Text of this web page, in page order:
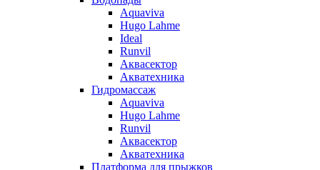
Aquaviva
Hugo Lahme
Ideal
Runvil
Аквасектор
Акватехника
Гидромассаж
Aquaviva
Hugo Lahme
Runvil
Аквасектор
Акватехника
Платформа для прыжков